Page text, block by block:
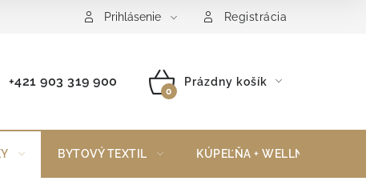
Reklamačný poriadok Vrátenie tovaru
Prihlásenie Registrácia
+421 903 319 900
NÁKUPNÝ
Prázdny košík
BYTOVÝ TEXTIL KÚPEĽŇA + WELLNESS